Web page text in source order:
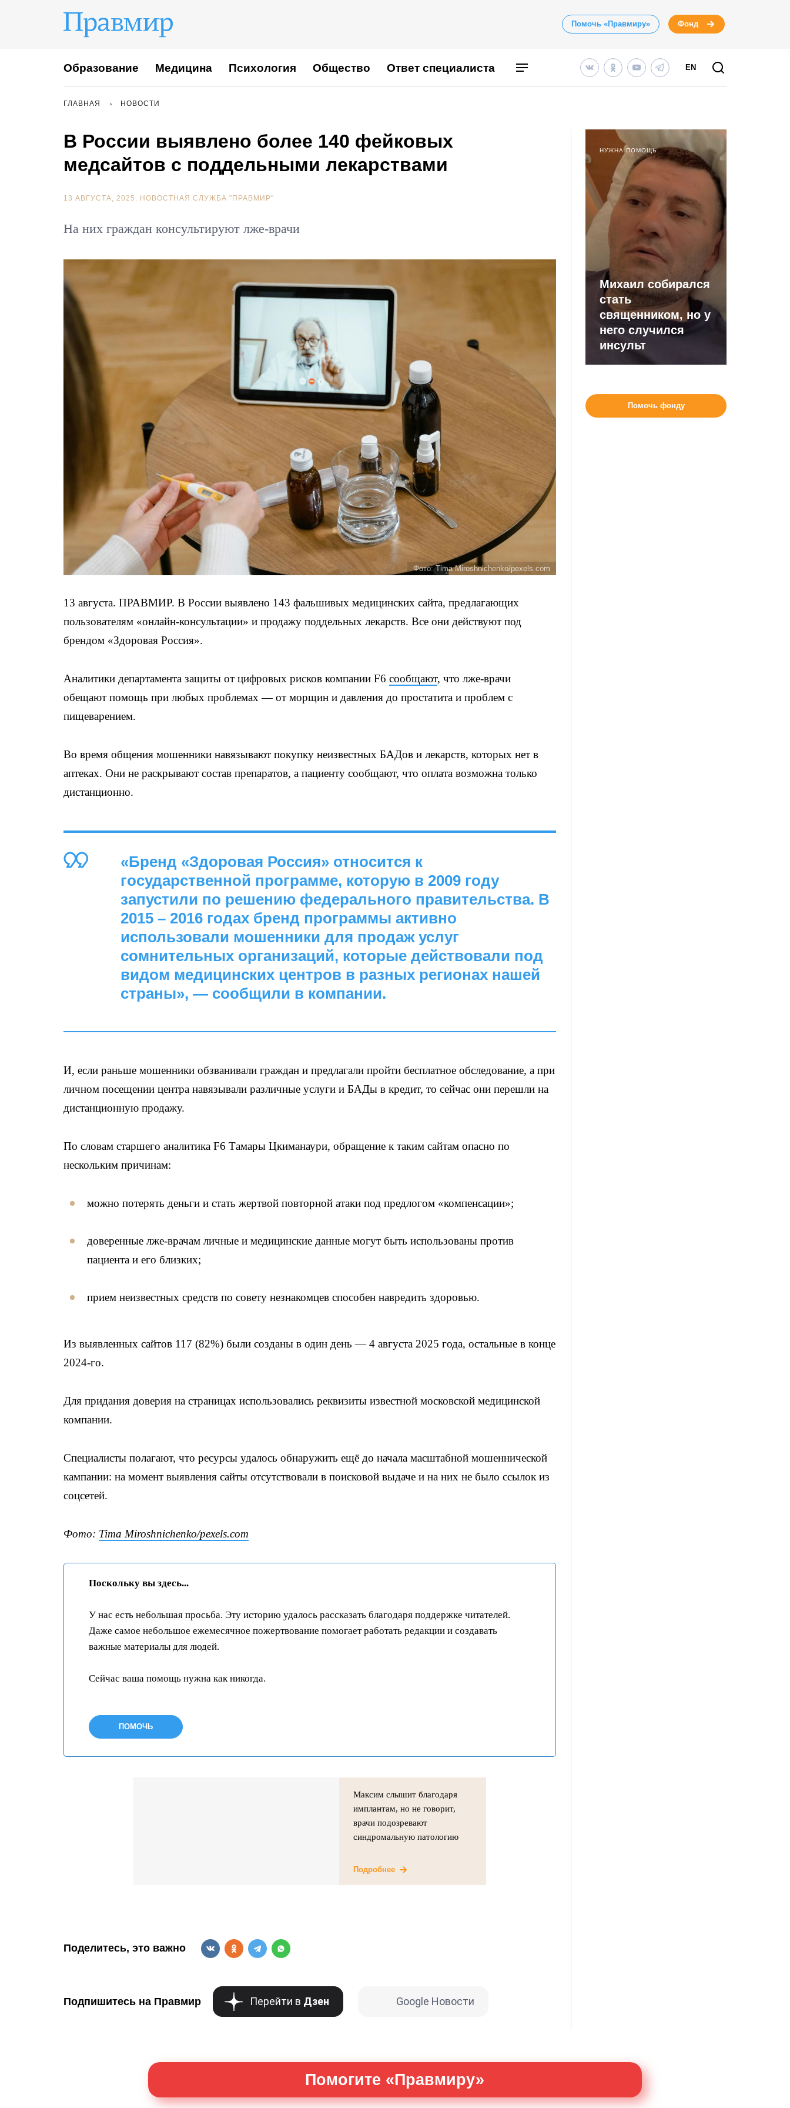
Помочь «Правмиру» Фонд
Образование Медицина Психология Общество Ответ специалиста EN
ГЛАВНАЯ НОВОСТИ
В России выявлено более 140 фейковых
медсайтов с поддельными лекарствами
13 АВГУСТА, 2025. НОВОСТНАЯ СЛУЖБА "ПРАВМИР"
На них граждан консультируют лже-врачи
Фото: Tima Miroshnichenko/pexels.com
13 августа. ПРАВМИР. В России выявлено 143 фальшивых медицинских сайта, предлагающих
пользователям «онлайн-консультации» и продажу поддельных лекарств. Все они действуют под
брендом «Здоровая Россия».
Аналитики департамента защиты от цифровых рисков компании F6 сообщают, что лже-врачи
обещают помощь при любых проблемах — от морщин и давления до простатита и проблем с
пищеварением.
Во время общения мошенники навязывают покупку неизвестных БАДов и лекарств, которых нет в
аптеках. Они не раскрывают состав препаратов, а пациенту сообщают, что оплата возможна только
дистанционно.
«Бренд «Здоровая Россия» относится к
государственной программе, которую в 2009 году
запустили по решению федерального правительства. В
2015 – 2016 годах бренд программы активно
использовали мошенники для продаж услуг
сомнительных организаций, которые действовали под
видом медицинских центров в разных регионах нашей
страны», — сообщили в компании.
И, если раньше мошенники обзванивали граждан и предлагали пройти бесплатное обследование, а при
личном посещении центра навязывали различные услуги и БАДы в кредит, то сейчас они перешли на
дистанционную продажу.
По словам старшего аналитика F6 Тамары Цкиманаури, обращение к таким сайтам опасно по
нескольким причинам:
можно потерять деньги и стать жертвой повторной атаки под предлогом «компенсации»;
доверенные лже-врачам личные и медицинские данные могут быть использованы против
пациента и его близких;
прием неизвестных средств по совету незнакомцев способен навредить здоровью.
Из выявленных сайтов 117 (82%) были созданы в один день — 4 августа 2025 года, остальные в конце
2024-го.
Для придания доверия на страницах использовались реквизиты известной московской медицинской
компании.
Специалисты полагают, что ресурсы удалось обнаружить ещё до начала масштабной мошеннической
кампании: на момент выявления сайты отсутствовали в поисковой выдаче и на них не было ссылок из
соцсетей.
Фото: Tima Miroshnichenko/pexels.com
Поскольку вы здесь...
У нас есть небольшая просьба. Эту историю удалось рассказать благодаря поддержке читателей.
Даже самое небольшое ежемесячное пожертвование помогает работать редакции и создавать
важные материалы для людей.
Сейчас ваша помощь нужна как никогда.
ПОМОЧЬ
Максим слышит благодаря
имплантам, но не говорит,
врачи подозревают
синдромальную патологию
Подробнее
Поделитесь, это важно
Подпишитесь на Правмир Перейти в Дзен Google Новости
НУЖНА ПОМОЩЬ
Михаил собирался
стать
священником, но у
него случился
инсульт
Помочь фонду
Помогите «Правмиру»